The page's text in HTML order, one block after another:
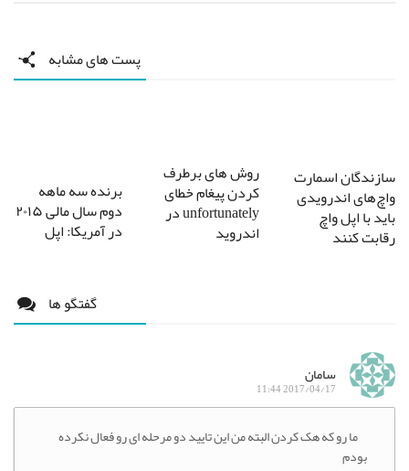
پست های مشابه
سازندگان اسمارت
واچ‌های اندرویدی
باید با اپل واچ
رقابت کنند
روش های برطرف
کردن پیغام خطای
unfortunately در
اندروید
برنده سه ماهه
دوم سال مالی ۲۰۱۵
در آمریکا: اپل
گفتگو ها
سامان
2017/04/17 11:44
ما رو که هک کردن البته من این تایید دو مرحله ای رو فعال نکرده
بودم